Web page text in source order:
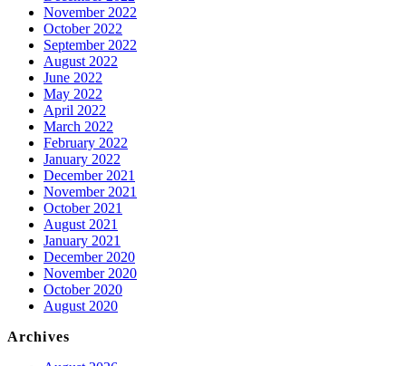
November 2022
October 2022
September 2022
August 2022
June 2022
May 2022
April 2022
March 2022
February 2022
January 2022
December 2021
November 2021
October 2021
August 2021
January 2021
December 2020
November 2020
October 2020
August 2020
Archives